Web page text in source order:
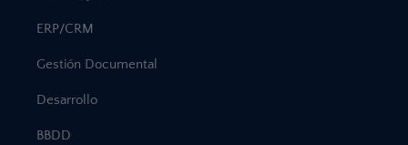
ERP/CRM
Gestión Documental
Desarrollo
BBDD